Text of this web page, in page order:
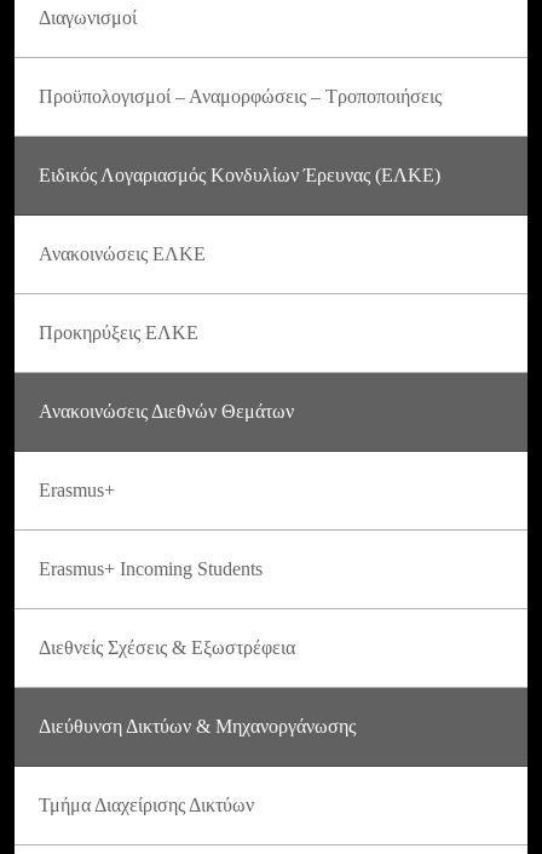
Διαγωνισμοί
Προϋπολογισμοί – Αναμορφώσεις – Τροποποιήσεις
Ειδικός Λογαριασμός Κονδυλίων Έρευνας (ΕΛΚΕ)
Ανακοινώσεις ΕΛΚΕ
Προκηρύξεις ΕΛΚΕ
Ανακοινώσεις Διεθνών Θεμάτων
Erasmus+
Erasmus+ Incoming Students
Διεθνείς Σχέσεις & Εξωστρέφεια
Διεύθυνση Δικτύων & Μηχανοργάνωσης
Τμήμα Διαχείρισης Δικτύων